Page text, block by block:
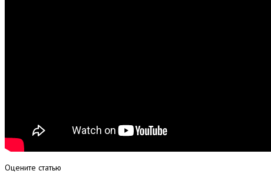
Оцените статью